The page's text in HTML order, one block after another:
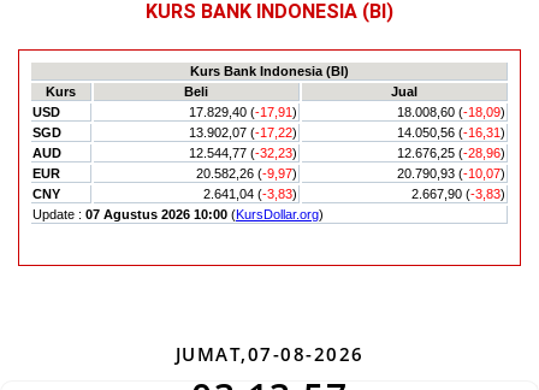
KURS BANK INDONESIA (BI)
JUMAT,07-08-2026